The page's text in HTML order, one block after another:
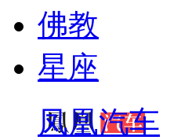
佛教
星座
凤凰汽车